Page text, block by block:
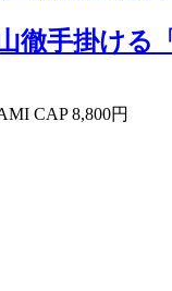
徹手掛け
CAP 8,800円